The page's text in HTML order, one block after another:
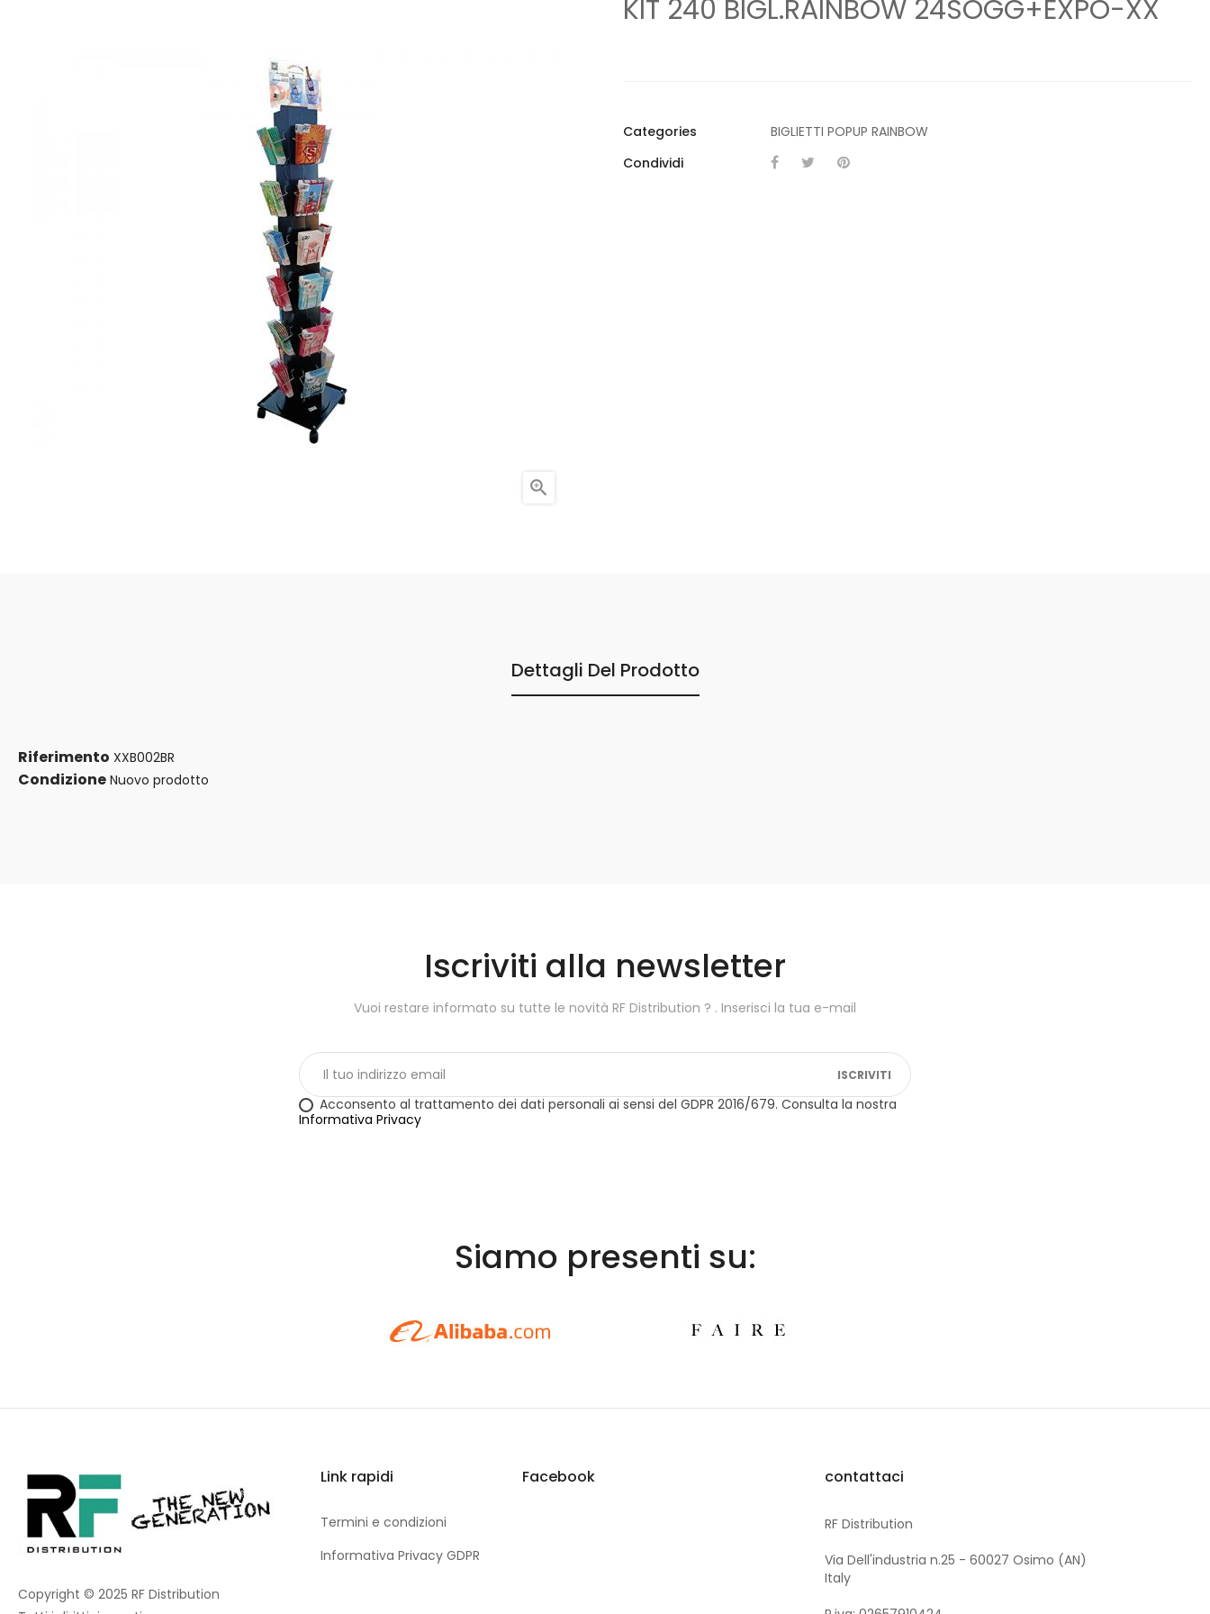

KIT 240 BIGL.RAINBOW 24SOGG+EXPO-XX
Categories
BIGLIETTI POPUP RAINBOW
Condividi
Dettagli Del Prodotto
Riferimento XXB002BR
Condizione Nuovo prodotto
Iscriviti alla newsletter
Vuoi restare informato su tutte le novità RF Distribution ? . Inserisci la tua e-mail
ISCRIVITI
Acconsento al trattamento dei dati personali ai sensi del GDPR 2016/679. Consulta la nostra
Informativa Privacy
Siamo presenti su:
Copyright © 2025 RF Distribution
Link rapidi
Termini e condizioni
Informativa Privacy GDPR
Facebook contattaci
RF Distribution
Via Dell'industria n.25 - 60027 Osimo (AN)
Italy